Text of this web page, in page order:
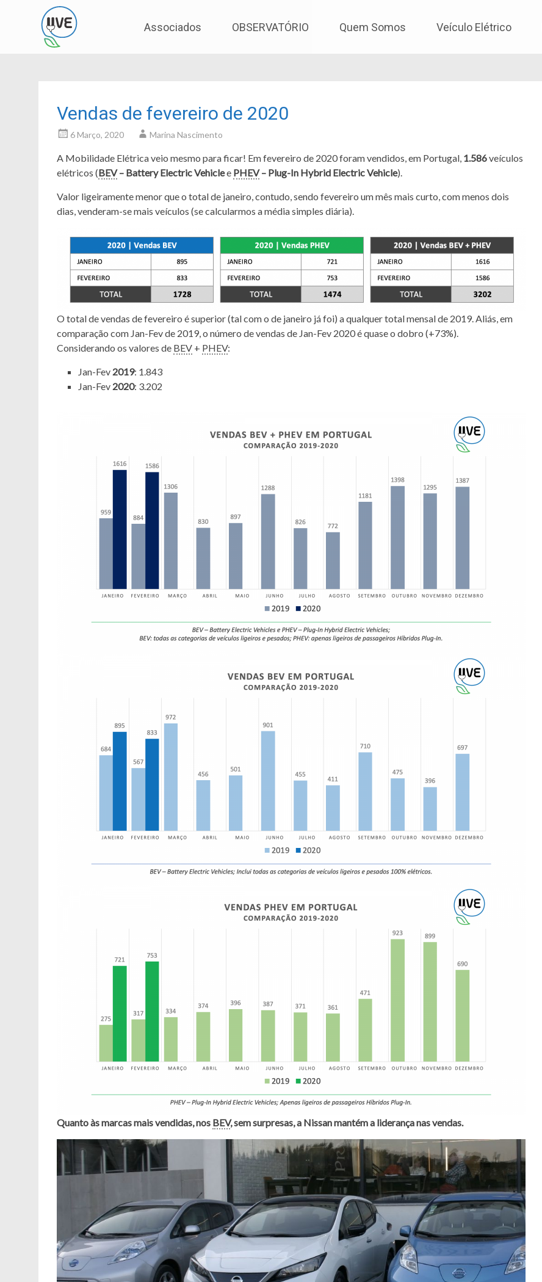
to
Associados OBSERVATÓRIO Quem Somos Veículo Elétrico
Vendas de fevereiro de 2020
6 Março, 2020 Marina Nascimento
A Mobilidade Elétrica veio mesmo para ficar! Em fevereiro de 2020 foram vendidos, em Portugal, 1.586veículos
elétricos (BEV– Battery Electric Vehiclee PHEV– Plug-In Hybrid Electric Vehicle).
Valor ligeiramente menor que o total de janeiro, contudo, sendo fevereiro um mês mais curto, com menos dois
dias, venderam-se mais veículos (se calcularmos a média simples diária).
O total de vendas de fevereiro é superior (tal com o de janeiro já foi) a qualquer total mensal de 2019. Aliás, em
comparação com Jan-Fev de 2019, o número de vendas de Jan-Fev 2020 é quase o dobro (+73%).
Considerando os valores de BEV + PHEV:
Jan-Fev 2019: 1.843
Jan-Fev 2020: 3.202
Quanto às marcas mais vendidas, nos BEV, sem surpresas, a Nissan mantém a liderança nas vendas.